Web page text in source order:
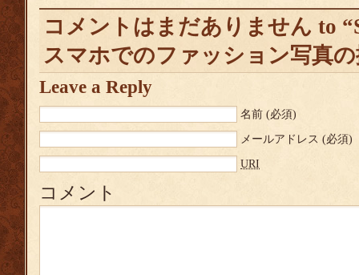
コメントはまだありません to
スマホでのファッション写真
Leave a Reply
名前 (必須)
メールアドレス (必須)
URI
コメント